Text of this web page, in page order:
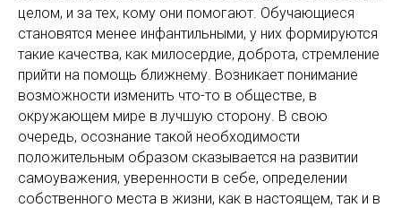
целом, и за тех, кому они помогают. Обучающиеся
становятся менее инфантильными, у них формируются
такие качества, как милосердие, доброта, стремление
прийти на помощь ближнему. Возникает понимание
возможности изменить что-то в обществе, в
окружающем мире в лучшую сторону. В свою
очередь, осознание такой необходимости
положительным образом сказывается на развитии
самоуважения, уверенности в себе, определении
собственного места в жизни, как в настоящем, так и в